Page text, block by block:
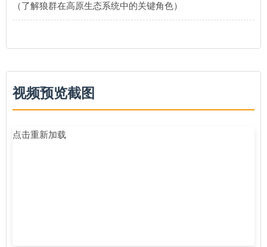
（了解狼群在高原生态系统中的关键角色）
视频预览截图
点击重新加载